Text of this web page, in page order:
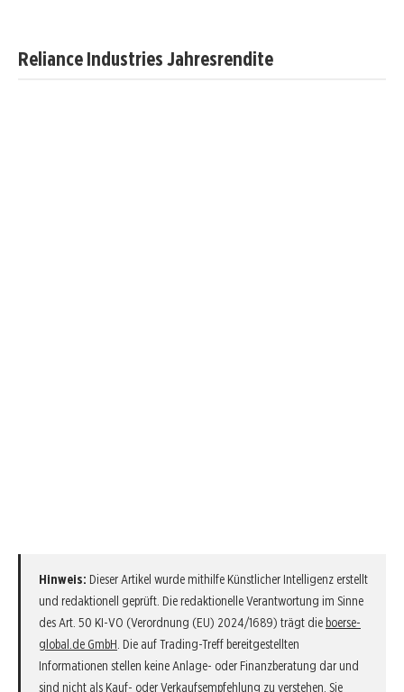
Reliance Industries Jahresrendite
Hinweis: Dieser Artikel wurde mithilfe Künstlicher Intelligenz erstellt
und redaktionell geprüft. Die redaktionelle Verantwortung im Sinne
des Art. 50 KI-VO (Verordnung (EU) 2024/1689) trägt die boerse-
global.de GmbH . Die auf Trading-Treff bereitgestellten
Informationen stellen keine Anlage- oder Finanzberatung dar und
sind nicht als Kauf- oder Verkaufsempfehlung zu verstehen. Sie